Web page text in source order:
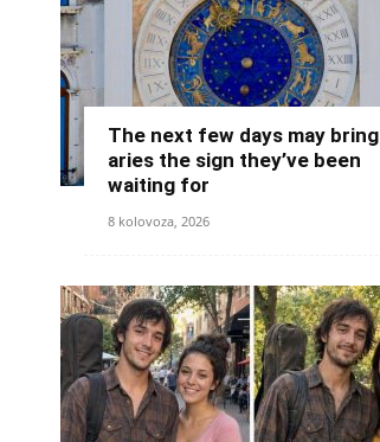
The next few days may bring
aries the sign they’ve been
waiting for
8 kolovoza, 2026